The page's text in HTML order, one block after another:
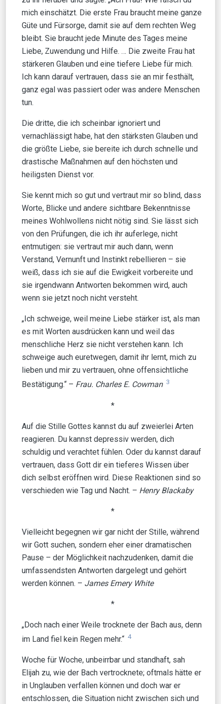
mich einschätzt. Die erste Frau braucht meine ganze
Güte und Fürsorge, damit sie auf dem rechten Weg
bleibt. Sie braucht jede Minute des Tages meine
Liebe, Zuwendung und Hilfe. … Die zweite Frau hat
stärkeren Glauben und eine tiefere Liebe für mich.
Ich kann darauf vertrauen, dass sie an mir festhält,
ganz egal was passiert oder was andere Menschen
tun.
Die dritte, die ich scheinbar ignoriert und
vernachlässigt habe, hat den stärksten Glauben und
die größte Liebe, sie bereite ich durch schnelle und
drastische Maßnahmen auf den höchsten und
heiligsten Dienst vor.
Sie kennt mich so gut und vertraut mir so blind, dass
Worte, Blicke und andere sichtbare Bekenntnisse
meines Wohlwollens nicht nötig sind. Sie lässt sich
von den Prüfungen, die ich ihr auferlege, nicht
entmutigen: sie vertraut mir auch dann, wenn
Verstand, Vernunft und Instinkt rebellieren – sie
weiß, dass ich sie auf die Ewigkeit vorbereite und
sie irgendwann Antworten bekommen wird, auch
wenn sie jetzt noch nicht versteht.
„Ich schweige, weil meine Liebe stärker ist, als man
es mit Worten ausdrücken kann und weil das
menschliche Herz sie nicht verstehen kann. Ich
schweige auch euretwegen, damit ihr lernt, mich zu
lieben und mir zu vertrauen, ohne offensichtliche
Bestätigung.“ – Frau. Charles E. Cowman 3
*
Auf die Stille Gottes kannst du auf zweierlei Arten
reagieren. Du kannst depressiv werden, dich
schuldig und verachtet fühlen. Oder du kannst darauf
vertrauen, dass Gott dir ein tieferes Wissen über
dich selbst eröffnen wird. Diese Reaktionen sind so
verschieden wie Tag und Nacht. – Henry Blackaby
*
Vielleicht begegnen wir gar nicht der Stille, während
wir Gott suchen, sondern eher einer dramatischen
Pause – der Möglichkeit nachzudenken, damit die
umfassendsten Antworten dargelegt und gehört
werden können. – James Emery White
*
„Doch nach einer Weile trocknete der Bach aus, denn
im Land fiel kein Regen mehr.“ 4
Woche für Woche, unbeirrbar und standhaft, sah
Elijah zu, wie der Bach vertrocknete; oftmals hätte er
in Unglauben verfallen können und doch war er
entschlossen, die Situation nicht zwischen sich und